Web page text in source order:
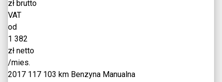
zł brutto
VAT
od
1 382
zł netto
/mies.
2017 117 103 km Benzyna Manualna